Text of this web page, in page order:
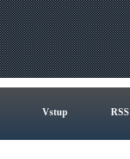
Vstup RSS